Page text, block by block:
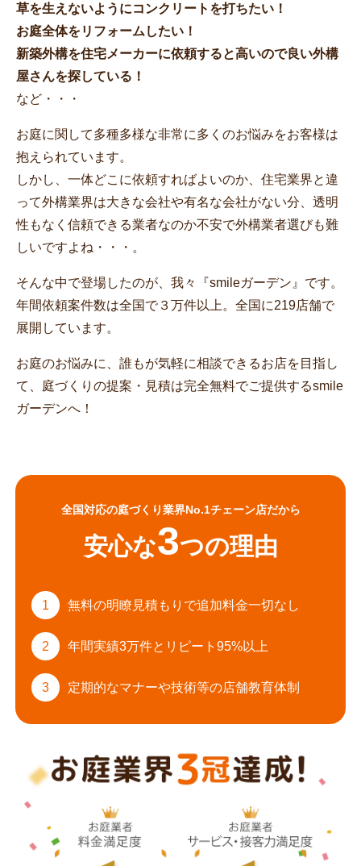
草を生えないようにコンクリートを打ちたい！
お庭全体をリフォームしたい！
新築外構を住宅メーカーに依頼すると高いので良い外構
屋さんを探している！
など・・・
お庭に関して多種多様な非常に多くのお悩みをお客様は
抱えられています。
しかし、一体どこに依頼すればよいのか、住宅業界と違
って外構業界は大きな会社や有名な会社がない分、透明
性もなく信頼できる業者なのか不安で外構業者選びも難
しいですよね・・・。
そんな中で登場したのが、我々『smileガーデン』です。
年間依頼案件数は全国で３万件以上。全国に219店舗で
展開しています。
お庭のお悩みに、誰もが気軽に相談できるお店を目指し
て、庭づくりの提案・見積は完全無料でご提供するsmile
ガーデンへ！
全国対応の庭づくり業界No.1チェーン店だから
安心な3つの理由
1 無料の明瞭見積もりで追加料金一切なし
2 年間実績3万件と リピート95%以上
3 定期的なマナーや技術等の店舗教育体制